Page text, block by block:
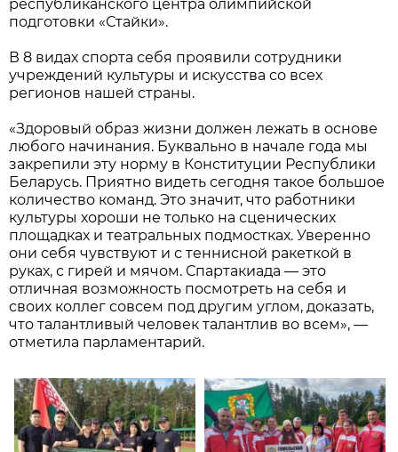
республиканского центра олимпийской
подготовки «Стайки».
В 8 видах спорта себя проявили сотрудники
учреждений культуры и искусства со всех
регионов нашей страны.
«Здоровый образ жизни должен лежать в основе
любого начинания. Буквально в начале года мы
закрепили эту норму в Конституции Республики
Беларусь. Приятно видеть сегодня такое большое
количество команд. Это значит, что работники
культуры хороши не только на сценических
площадках и театральных подмостках. Уверенно
они себя чувствуют и с теннисной ракеткой в
руках, с гирей и мячом. Спартакиада — это
отличная возможность посмотреть на себя и
своих коллег совсем под другим углом, доказать,
что талантливый человек талантлив во всем», —
отметила парламентарий.